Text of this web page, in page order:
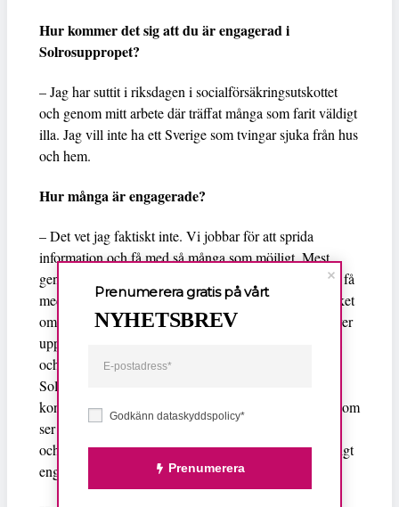
Hur kommer det sig att du är engagerad i
Solrosuppropet?
– Jag har suttit i riksdagen i socialförsäkringsutskottet
och genom mitt arbete där träffat många som farit väldigt
illa. Jag vill inte ha ett Sverige som tvingar sjuka från hus
och hem.
Hur många är engagerade?
– Det vet jag faktiskt inte. Vi jobbar för att sprida
information och få med så många som möjligt. Mest
genom Facebook och kontakter, men också genom att få
media att skriva om de här frågorna. Det handlar mycket
om kontakter. I Umeå är jag en av fem aktiva som driver
uppropet. Jag tror inte att vårt arbete skiljer sig i Umeå
och Västerbotten från övriga landets engagerade i
Solrosuppropet, möjligen att vi har mer personliga
kontakter. Både de som är och har varit sjuka och de som
ser de drabbade utifrån engagerar sig. I fjol var facket
och kyrkan med. Det är viktigt att så många som möjligt
engagerar sig.
Godkänn dataskyddspolicy*
Prenumerera
Prenumerera gratis på vårt
NYHETSBREV